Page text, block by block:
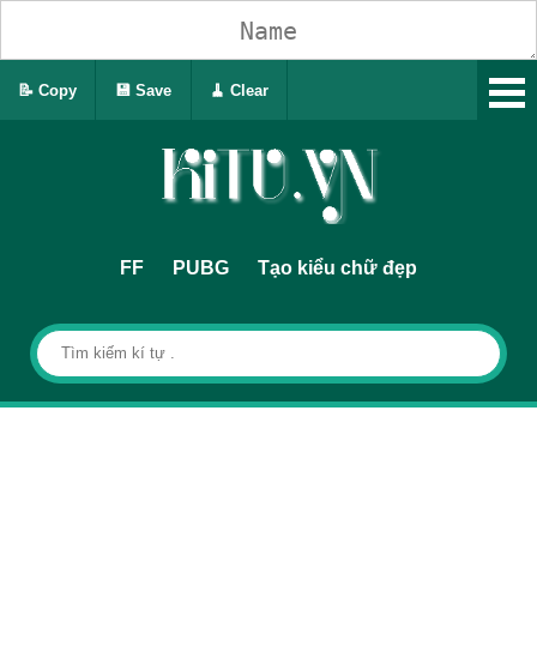
FF PUBG Tạo kiểu chữ đẹp
📝 Copy 💾 Save 🧹 Clear